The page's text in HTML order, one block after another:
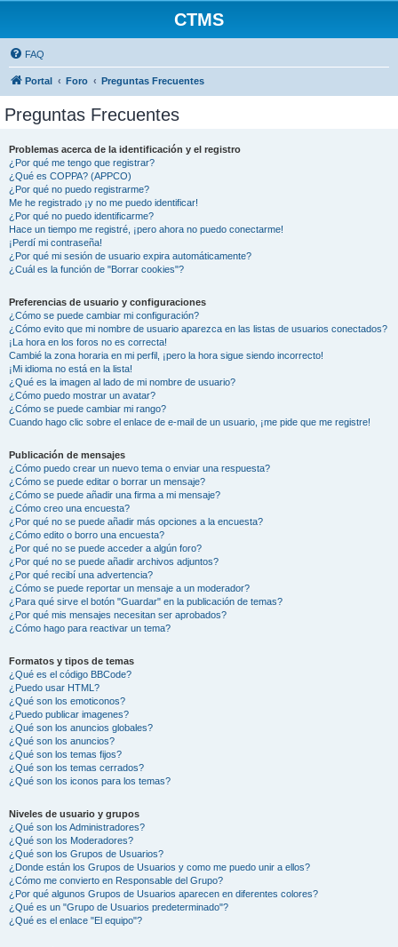
CTMS
FAQ
Portal Foro Preguntas Frecuentes
Preguntas Frecuentes
Problemas acerca de la identificación y el registro
¿Por qué me tengo que registrar?
¿Qué es COPPA? (APPCO)
¿Por qué no puedo registrarme?
Me he registrado ¡y no me puedo identificar!
¿Por qué no puedo identificarme?
Hace un tiempo me registré, ¡pero ahora no puedo conectarme!
¡Perdí mi contraseña!
¿Por qué mi sesión de usuario expira automáticamente?
¿Cuál es la función de "Borrar cookies"?
Preferencias de usuario y configuraciones
¿Cómo se puede cambiar mi configuración?
¿Cómo evito que mi nombre de usuario aparezca en las listas de usuarios conectados?
¡La hora en los foros no es correcta!
Cambié la zona horaria en mi perfil, ¡pero la hora sigue siendo incorrecto!
¡Mi idioma no está en la lista!
¿Qué es la imagen al lado de mi nombre de usuario?
¿Cómo puedo mostrar un avatar?
¿Cómo se puede cambiar mi rango?
Cuando hago clic sobre el enlace de e-mail de un usuario, ¡me pide que me registre!
Publicación de mensajes
¿Cómo puedo crear un nuevo tema o enviar una respuesta?
¿Cómo se puede editar o borrar un mensaje?
¿Cómo se puede añadir una firma a mi mensaje?
¿Cómo creo una encuesta?
¿Por qué no se puede añadir más opciones a la encuesta?
¿Cómo edito o borro una encuesta?
¿Por qué no se puede acceder a algún foro?
¿Por qué no se puede añadir archivos adjuntos?
¿Por qué recibí una advertencia?
¿Cómo se puede reportar un mensaje a un moderador?
¿Para qué sirve el botón "Guardar" en la publicación de temas?
¿Por qué mis mensajes necesitan ser aprobados?
¿Cómo hago para reactivar un tema?
Formatos y tipos de temas
¿Qué es el código BBCode?
¿Puedo usar HTML?
¿Qué son los emoticonos?
¿Puedo publicar imagenes?
¿Qué son los anuncios globales?
¿Qué son los anuncios?
¿Qué son los temas fijos?
¿Qué son los temas cerrados?
¿Qué son los iconos para los temas?
Niveles de usuario y grupos
¿Qué son los Administradores?
¿Qué son los Moderadores?
¿Qué son los Grupos de Usuarios?
¿Donde están los Grupos de Usuarios y como me puedo unir a ellos?
¿Cómo me convierto en Responsable del Grupo?
¿Por qué algunos Grupos de Usuarios aparecen en diferentes colores?
¿Qué es un "Grupo de Usuarios predeterminado"?
¿Qué es el enlace "El equipo"?